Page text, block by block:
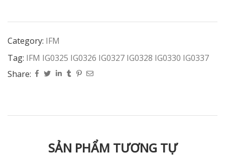
Category: IFM
Tag: IFM IG0325 IG0326 IG0327 IG0328 IG0330 IG0337
Share:
SẢN PHẨM TƯƠNG TỰ